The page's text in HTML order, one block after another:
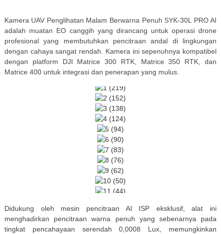
Kamera UAV Penglihatan Malam Berwarna Penuh SYK-30L PRO AI
adalah muatan EO canggih yang dirancang untuk operasi drone
profesional yang membutuhkan pencitraan andal di lingkungan
dengan cahaya sangat rendah. Kamera ini sepenuhnya kompatibel
dengan platform DJI Matrice 300 RTK, Matrice 350 RTK, dan
Matrice 400 untuk integrasi dan penerapan yang mulus.
Didukung oleh mesin pencitraan AI ISP eksklusif, alat ini
menghadirkan pencitraan warna penuh yang sebenarnya pada
tingkat pencahayaan serendah 0,0008 Lux, memungkinkan